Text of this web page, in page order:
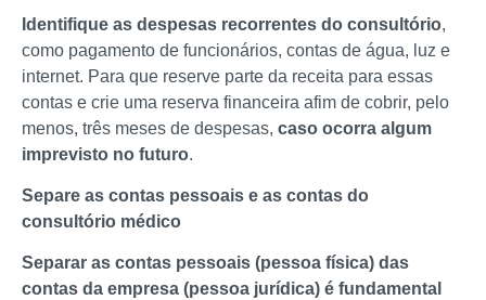
Identifique as despesas recorrentes do consultório,
como pagamento de funcionários, contas de água, luz e
internet. Para que reserve parte da receita para essas
contas e crie uma reserva financeira afim de cobrir, pelo
menos, três meses de despesas, caso ocorra algum
imprevisto no futuro.
Separe as contas pessoais e as contas do
consultório médico
Separar as contas pessoais (pessoa física) das
contas da empresa (pessoa jurídica) é fundamental